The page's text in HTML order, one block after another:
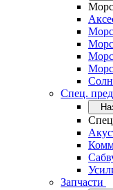
Спец.
Запчасти